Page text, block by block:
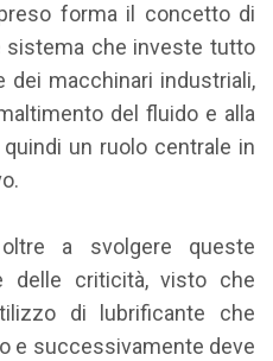
forma il concetto di
sistema che investe tutto
dei macchinari industriali,
del fluido e alla
un ruolo centrale in
a svolgere queste
delle criticità, visto che
di lubrificante che
e successivamente deve